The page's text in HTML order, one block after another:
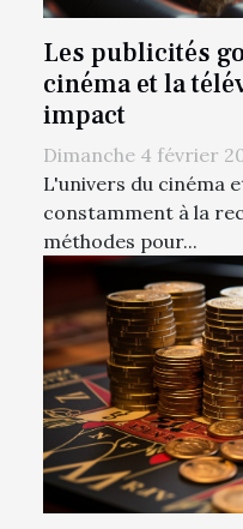
Les publicités
cinéma et la
impact
Dimanche 4 février
L'univers du cinéma
constamment à la
méthodes pour...